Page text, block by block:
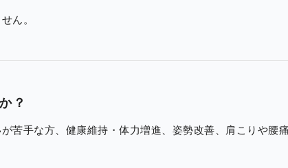
ん。
？
苦手な方、健康維持・体力増進、姿勢改善、肩こりや腰